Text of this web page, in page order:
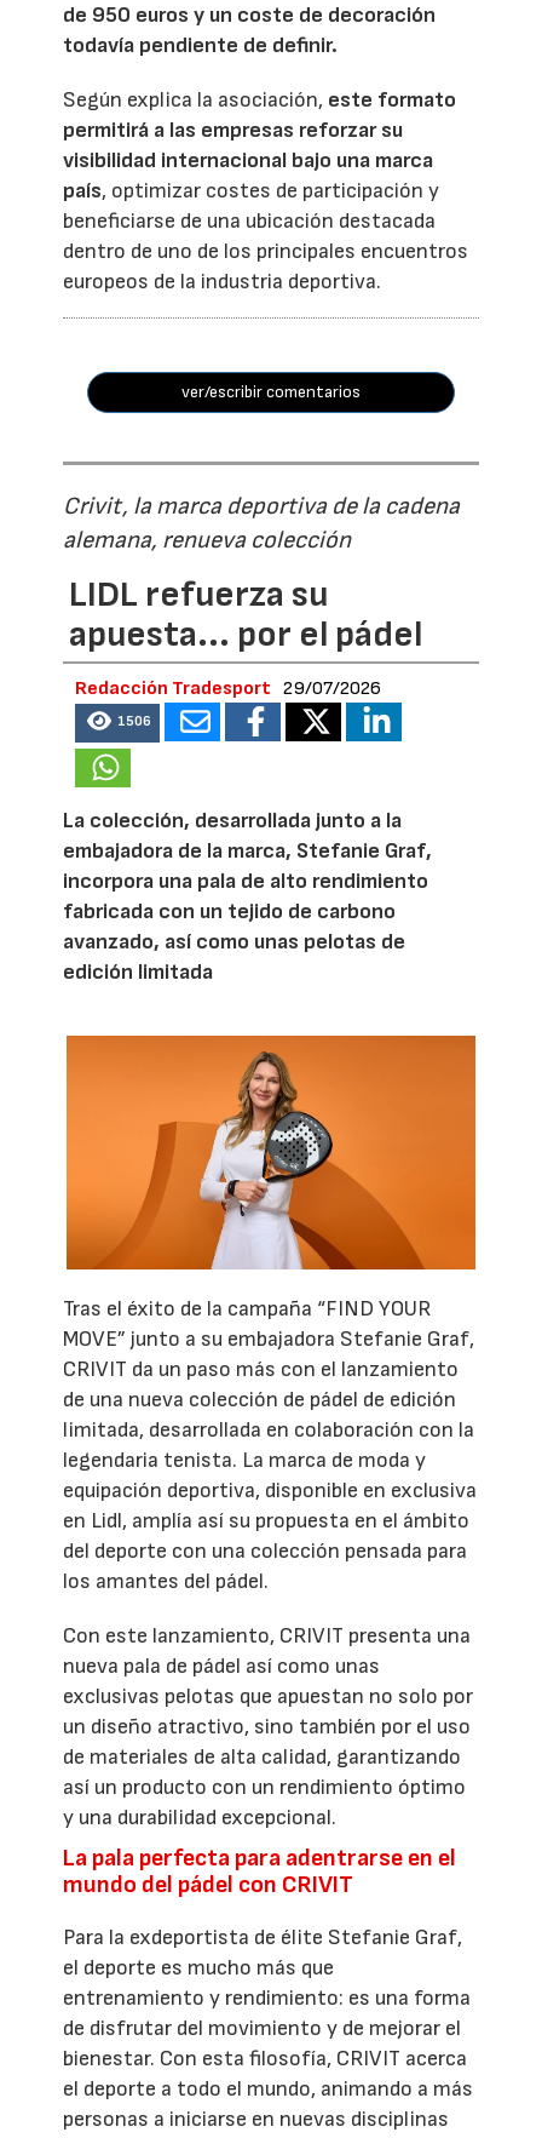
de 950 euros y un coste de decoración
todavía pendiente de definir.
Según explica la asociación, este formato
permitirá a las empresas reforzar su
visibilidad internacional bajo una marca
país, optimizar costes de participación y
beneficiarse de una ubicación destacada
dentro de uno de los principales encuentros
europeos de la industria deportiva.
ver/escribir comentarios
Crivit, la marca deportiva de la cadena
alemana, renueva colección
LIDL refuerza su
apuesta... por el pádel
Redacción Tradesport 29/07/2026
1506
La colección, desarrollada junto a la
embajadora de la marca, Stefanie Graf,
incorpora una pala de alto rendimiento
fabricada con un tejido de carbono
avanzado, así como unas pelotas de
edición limitada
Tras el éxito de la campaña “FIND YOUR
MOVE” junto a su embajadora Stefanie Graf,
CRIVIT da un paso más con el lanzamiento
de una nueva colección de pádel de edición
limitada, desarrollada en colaboración con la
legendaria tenista. La marca de moda y
equipación deportiva, disponible en exclusiva
en Lidl, amplía así su propuesta en el ámbito
del deporte con una colección pensada para
los amantes del pádel.
Con este lanzamiento, CRIVIT presenta una
nueva pala de pádel así como unas
exclusivas pelotas que apuestan no solo por
un diseño atractivo, sino también por el uso
de materiales de alta calidad, garantizando
así un producto con un rendimiento óptimo
y una durabilidad excepcional.
La pala perfecta para adentrarse en el
mundo del pádel con CRIVIT
Para la exdeportista de élite Stefanie Graf,
el deporte es mucho más que
entrenamiento y rendimiento: es una forma
de disfrutar del movimiento y de mejorar el
bienestar. Con esta filosofía, CRIVIT acerca
el deporte a todo el mundo, animando a más
personas a iniciarse en nuevas disciplinas